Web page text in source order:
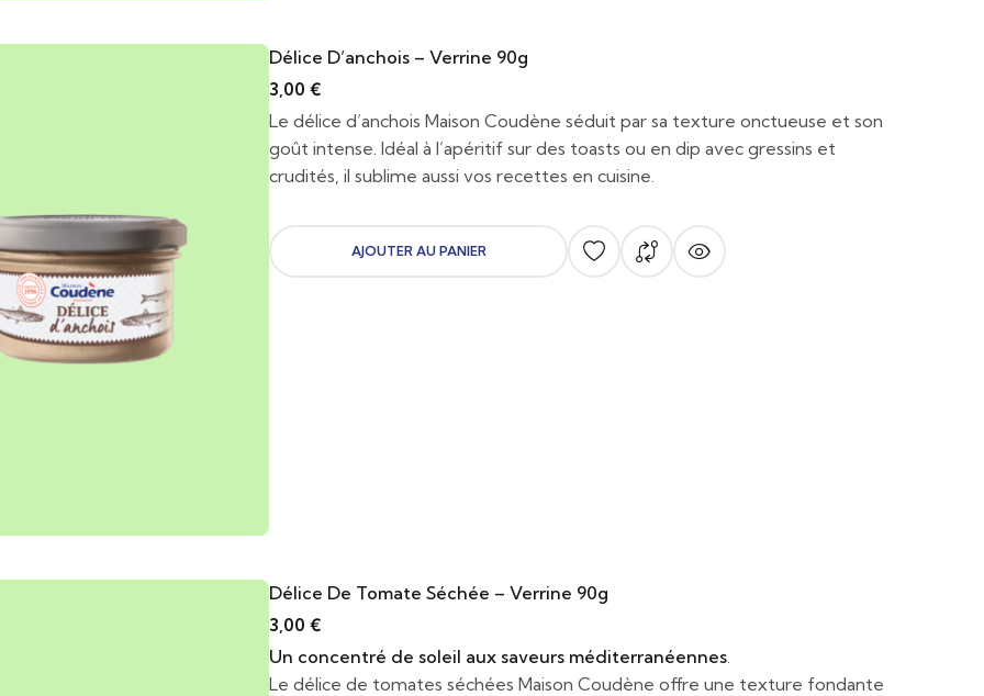
Délice D’anchois – Verrine 90g
3,00 €
Le délice d’anchois Maison Coudène séduit par sa texture onctueuse et son
goût intense. Idéal à l’apéritif sur des toasts ou en dip avec gressins et
crudités, il sublime aussi vos recettes en cuisine.
AJOUTER AU PANIER
Délice De Tomate Séchée – Verrine 90g
3,00 €
Un concentré de soleil aux saveurs méditerranéennes.
Le délice de tomates séchées Maison Coudène offre une texture fondante